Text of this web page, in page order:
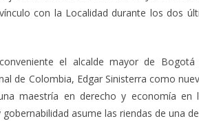
con la Localidad durante los dos
el alcalde mayor de
de Colombia, Edgar Sinisterra como
maestría en derecho y economía
asume las riendas de una